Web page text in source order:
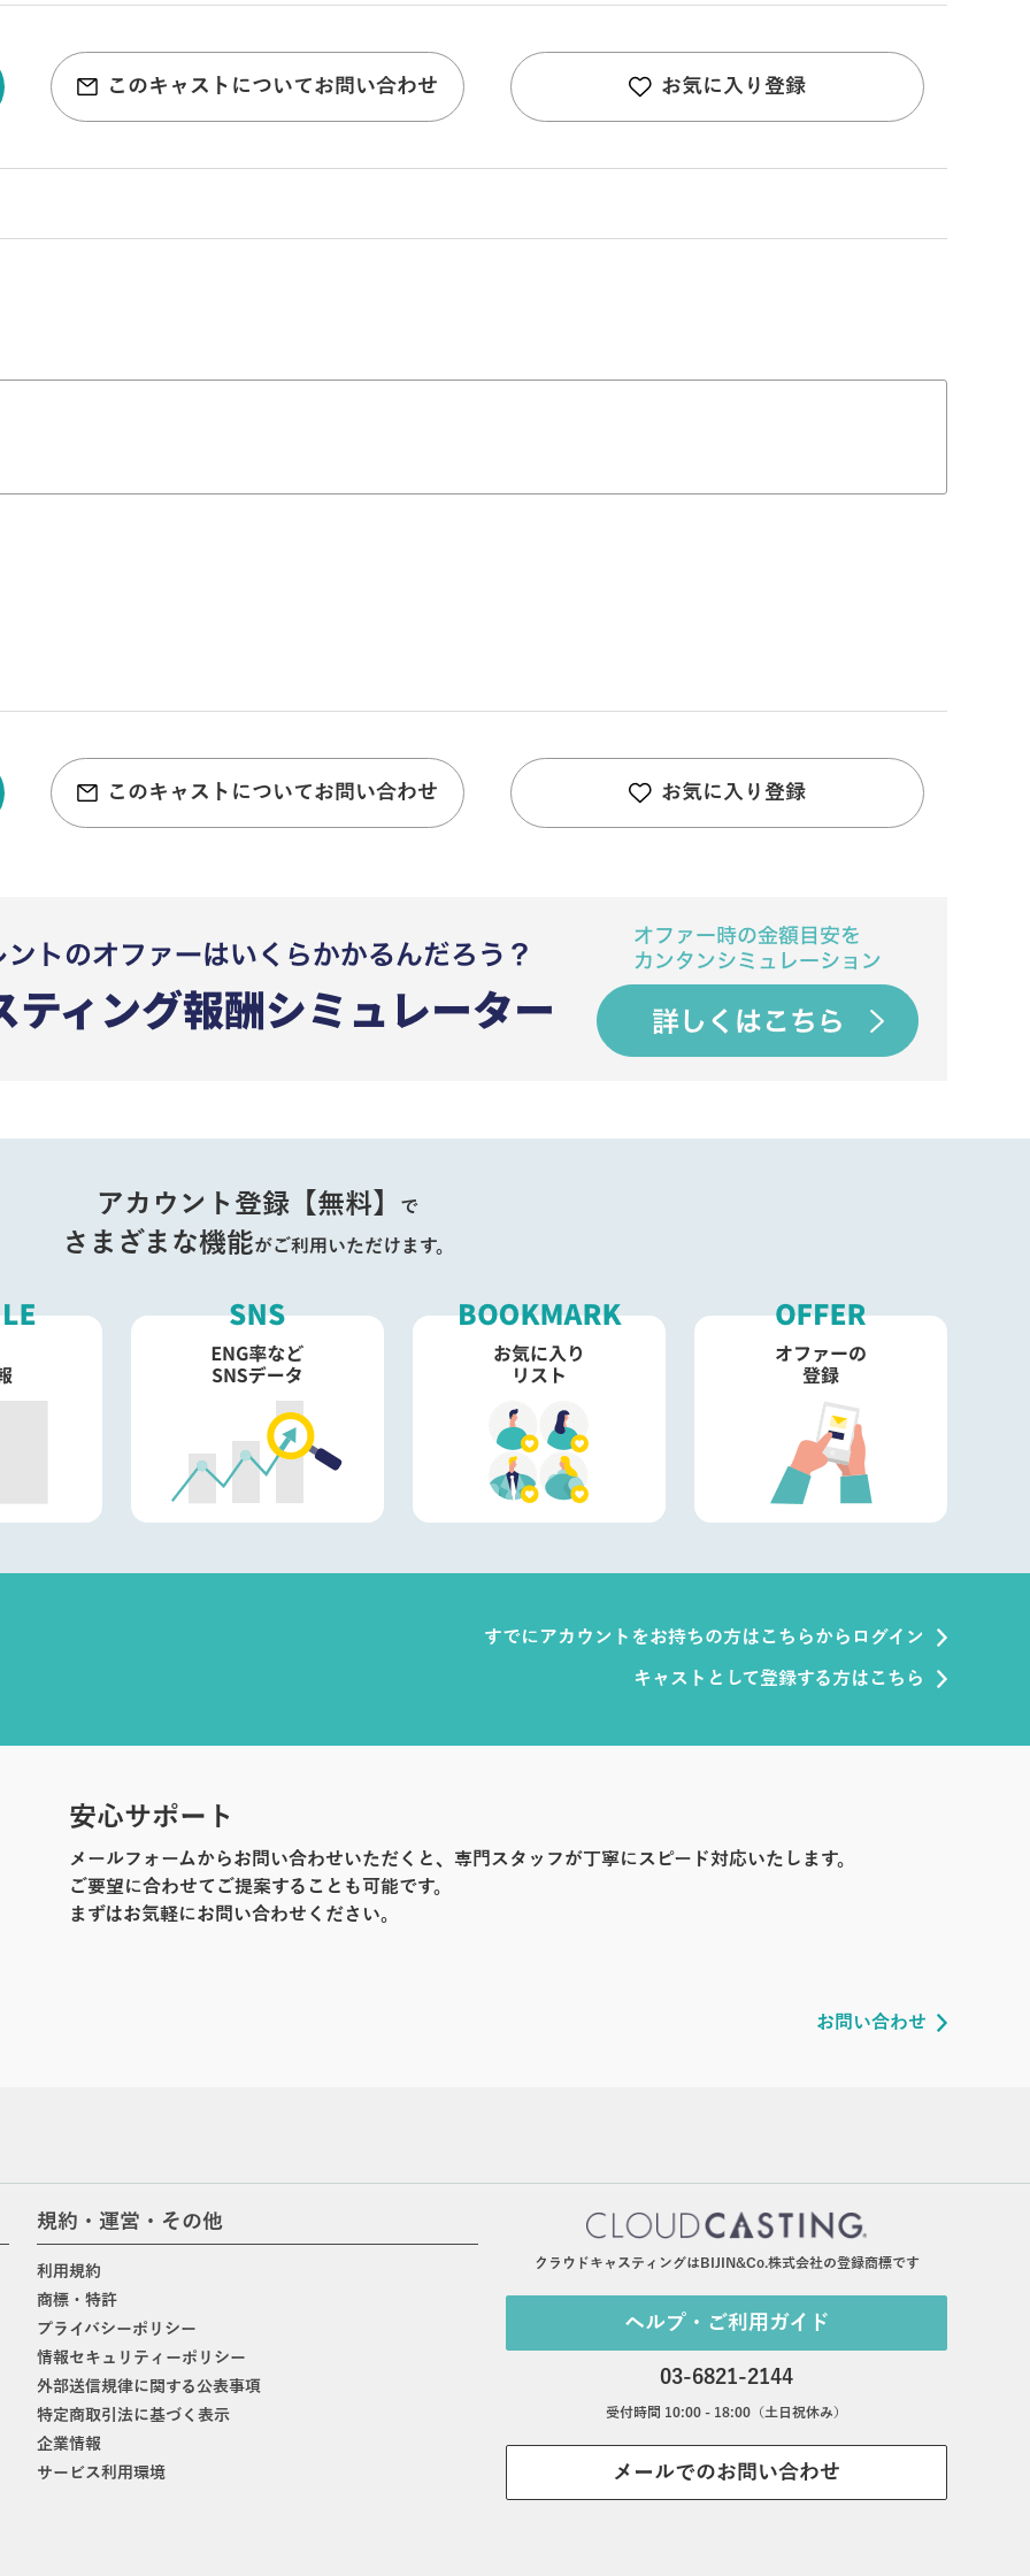
このキャストについてお問い合わせ お気に入り登録
このキャストについてお問い合わせ お気に入り登録
アカウント登録【無料】 で
さまざまな機能がご利用いただけます。
すでにアカウントをお持ちの方はこちらからログイン
キャストとして登録する方はこちら
安心サポート
メールフォームからお問い合わせいただくと、専門スタッフが丁寧にスピード対応いたします。
ご要望に合わせてご提案することも可能です。
まずはお気軽にお問い合わせください。
お問い合わせ
規約・運営・その他
利用規約
商標・特許
プライバシーポリシー
情報セキュリティーポリシー
外部送信規律に関する公表事項
特定商取引法に基づく表示
企業情報
サービス利用環境
クラウドキャスティングはBIJIN&Co.株式会社の登録商標です
ヘルプ・ご利用ガイド
03-6821-2144
受付時間 10:00 - 18:00（土日祝休み）
メールでのお問い合わせ